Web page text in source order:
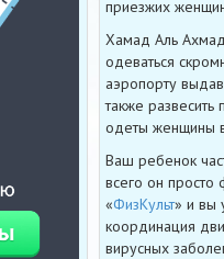
приезжих
Хамад Аль Ахмад
одеваться
аэропорту
также
одеты женщины
Ваш ребенок
всего он просто
«ФизКульт» и вы
координация
вирусных